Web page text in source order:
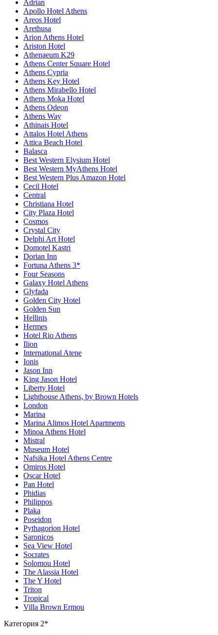
Adrian
Apollo Hotel Athens
Areos Hotel
Arethusa
Arion Athens Hotel
Ariston Hotel
Athenaeum K29
Athens Center Square Hotel
Athens Cypria
Athens Key Hotel
Athens Mirabello Hotel
Athens Moka Hotel
Athens Odeon
Athens Way
Athinais Hotel
Attalos Hotel Athens
Attica Beach Hotel
Balasca
Best Western Elysium Hotel
Best Western MyAthens Hotel
Best Western Plus Amazon Hotel
Cecil Hotel
Central
Christiana Hotel
City Plaza Hotel
Cosmos
Crystal City
Delphi Art Hotel
Domotel Kastri
Dorian Inn
Fortuna Athens 3*
Four Seasons
Galaxy Hotel Athens
Glyfada
Golden City Hotel
Golden Sun
Hellinis
Hermes
Hotel Rio Athens
Ilion
International Atene
Ionis
Jason Inn
King Jason Hotel
Liberty Hotel
Lighthouse Athens, by Brown Hotels
London
Marina
Marina Alimos Hotel Apartments
Minoa Athens Hotel
Mistral
Museum Hotel
Nafsika Hotel Athens Centre
Omiros Hotel
Oscar Hotel
Pan Hotel
Phidias
Philippos
Plaka
Poseidon
Pythagorion Hotel
Saronicos
Sea View Hotel
Socrates
Solomou Hotel
The Alassia Hotel
The Y Hotel
Triton
Tropical
Villa Brown Ermou
Категория 2*